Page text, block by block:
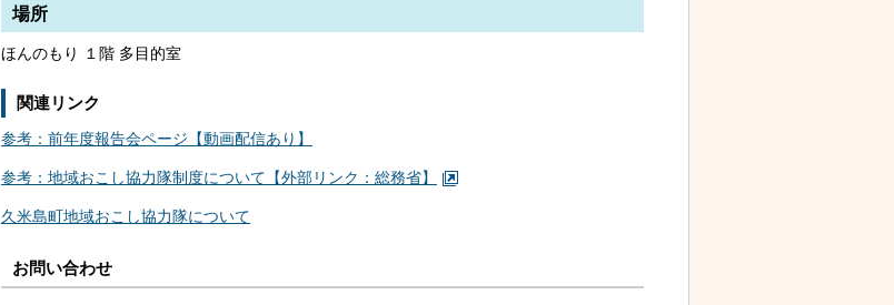
場所
ほんのもり １階 多目的室
関連リンク
参考：前年度報告会ページ【動画配信あり】
参考：地域おこし協力隊制度について【外部リンク：総務省】
久米島町地域おこし協力隊について
お問い合わせ